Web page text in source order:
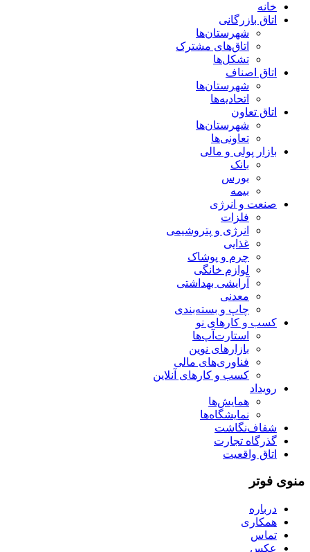
خانه
اتاق بازرگانی
شهرستان‌ها
اتاق‌های مشترک
تشکل‌ها
اتاق اصناف
شهرستان‌ها
اتحادیه‌ها
اتاق تعاون
شهرستان‌ها
تعاونی‌ها
بازار پولی و مالی
بانک
بورس
بیمه
صنعت و انرژی
فلزات
انرژی و پتروشیمی
غذایی
چرم و پوشاک
لوازم خانگی
آرایشی بهداشتی
معدنی
چاپ و بسته‌بندی
کسب و کارهای نو
استارت‌آپ‌ها
بازارهای نوین
فناوری‌های مالی
کسب و کارهای آنلاین
رویداد
همایش‌ها
نمایشگاه‌ها
شفاف‌نگاشت
گذرگاه تجارت
اتاق واقعیت
منوی فوتر
درباره
همکاری
تماس
عکس